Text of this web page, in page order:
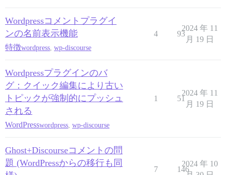
Wordpressコメントプラグイ
ンの名前表示機能
特徴wordpress wp-discourse
4 93
2024 年 11
月 19 日
Wordpressプラグインのバ
グ：クイック編集により古い
トピックが強制的にプッシュ
される
WordPresswordpress wp-discourse
1 51
2024 年 11
月 19 日
Ghost+Discourseコメントの問
題 (WordPressからの移行も同
7 146
2024 年 10